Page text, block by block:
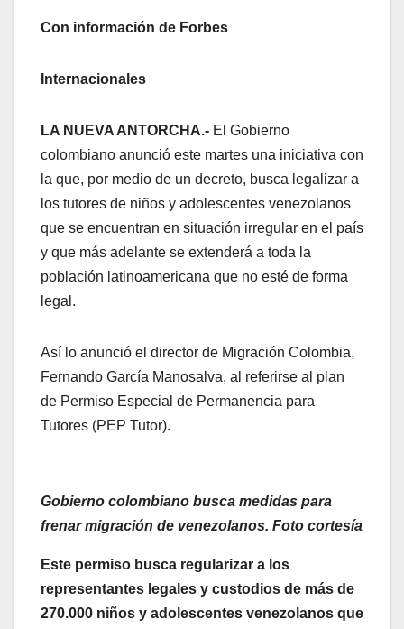
Con información de Forbes
Internacionales
LA NUEVA ANTORCHA.- El Gobierno
colombiano anunció este martes una iniciativa con
la que, por medio de un decreto, busca legalizar a
los tutores de niños y adolescentes venezolanos
que se encuentran en situación irregular en el país
y que más adelante se extenderá a toda la
población latinoamericana que no esté de forma
legal.
Así lo anunció el director de Migración Colombia,
Fernando García Manosalva, al referirse al plan
de Permiso Especial de Permanencia para
Tutores (PEP Tutor).
Gobierno colombiano busca medidas para
frenar migración de venezolanos. Foto cortesía
Este permiso busca regularizar a los
representantes legales y custodios de más de
270.000 niños y adolescentes venezolanos que